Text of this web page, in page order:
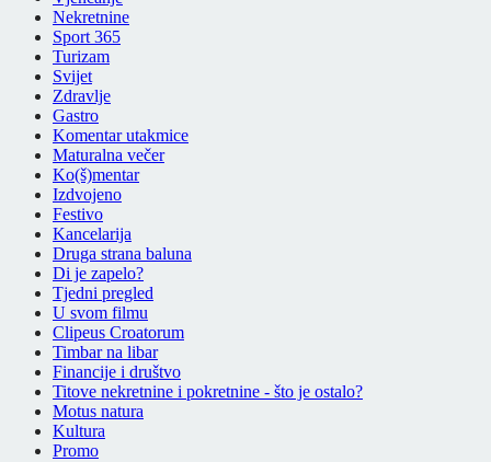
Nekretnine
Sport 365
Turizam
Svijet
Zdravlje
Gastro
Komentar utakmice
Maturalna večer
Ko(š)mentar
Izdvojeno
Festivo
Kancelarija
Druga strana baluna
Di je zapelo?
Tjedni pregled
U svom filmu
Clipeus Croatorum
Timbar na libar
Financije i društvo
Titove nekretnine i pokretnine - što je ostalo?
Motus natura
Kultura
Promo